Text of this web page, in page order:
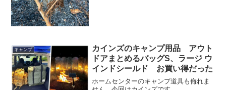
キャンプ
カインズのキャンプ用品 アウト
ドアまとめるバッグS、ラージ ウ
インドシールド お買い得だった
ホームセンターのキャンプ道具も侮れま